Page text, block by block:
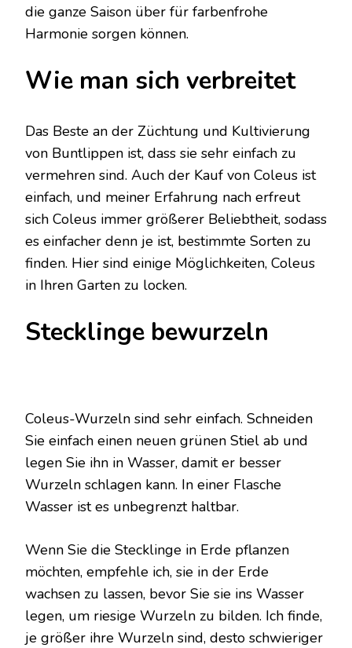
die ganze Saison über für farbenfrohe
Harmonie sorgen können.
Wie man sich verbreitet
Das Beste an der Züchtung und Kultivierung
von Buntlippen ist, dass sie sehr einfach zu
vermehren sind. Auch der Kauf von Coleus ist
einfach, und meiner Erfahrung nach erfreut
sich Coleus immer größerer Beliebtheit, sodass
es einfacher denn je ist, bestimmte Sorten zu
finden. Hier sind einige Möglichkeiten, Coleus
in Ihren Garten zu locken.
Stecklinge bewurzeln
Coleus-Wurzeln sind sehr einfach. Schneiden
Sie einfach einen neuen grünen Stiel ab und
legen Sie ihn in Wasser, damit er besser
Wurzeln schlagen kann. In einer Flasche
Wasser ist es unbegrenzt haltbar.
Wenn Sie die Stecklinge in Erde pflanzen
möchten, empfehle ich, sie in der Erde
wachsen zu lassen, bevor Sie sie ins Wasser
legen, um riesige Wurzeln zu bilden. Ich finde,
je größer ihre Wurzeln sind, desto schwieriger